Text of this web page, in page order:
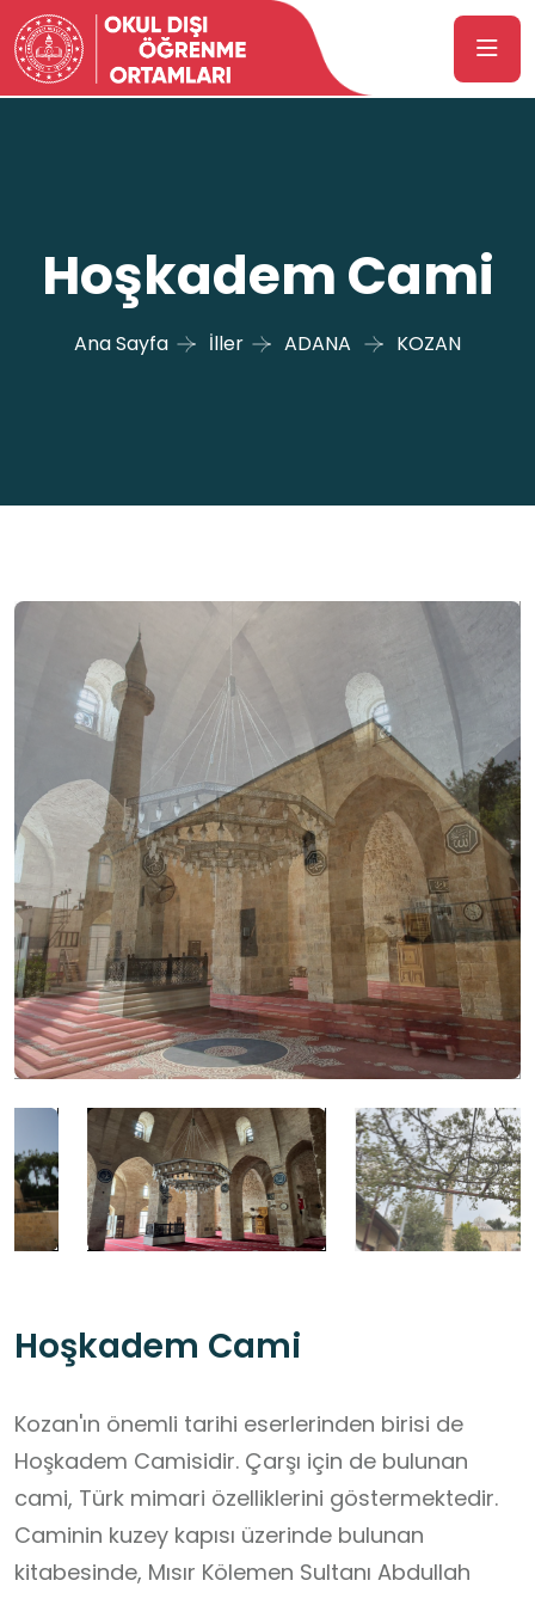
Hoşkadem Cami
Ana Sayfa İller ADANA KOZAN
Hoşkadem Cami
Kozan'ın önemli tarihi eserlerinden birisi de
Hoşkadem Camisidir. Çarşı için de bulunan
cami, Türk mimari özelliklerini göstermektedir.
Caminin kuzey kapısı üzerinde bulunan
kitabesinde, Mısır Kölemen Sultanı Abdullah